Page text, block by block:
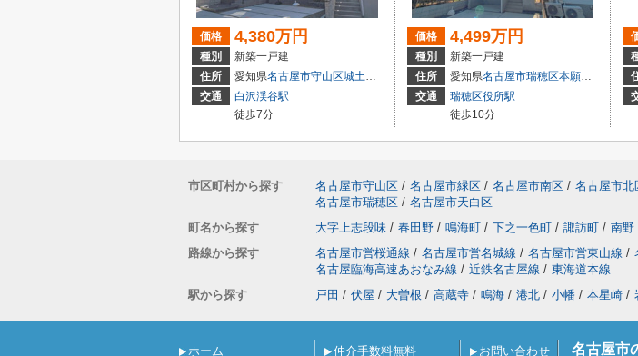
価格 4,380万円
種別
新築一戸建
住所
愛知県名古屋市守山区城土町
交通
白沢渓谷駅
徒歩7分
価格 4,499万円
種別
新築一戸建
住所
愛知県名古屋市瑞穂区本願寺町
１丁
交通
瑞穂区役所駅
徒歩10分
市区町村から探す 名古屋市守山区 / 名古屋市緑区 / 名古屋市南区 / 名古屋市北
名古屋市瑞穂区 / 名古屋市天白区
町名から探す
大字上志段味 / 春田野 / 鳴海町 / 下之一色町 / 諏訪町 / 南野
路線から探す
名古屋市営桜通線 / 名古屋市営名城線 / 名古屋市営東山線 /
名古屋臨海高速あおなみ線 / 近鉄名古屋線 / 東海道本線
駅から探す
戸田 / 伏屋 / 大曽根 / 高蔵寺 / 鳴海 / 港北 / 小幡 / 本星崎 /
ホーム 仲介手数料無料 お問い合わせ 名古屋市